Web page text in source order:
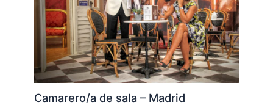
Camarero/a de sala – Madrid